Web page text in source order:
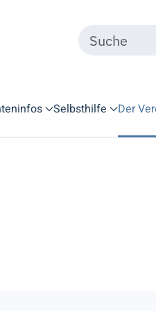
Selbsthilfe Der